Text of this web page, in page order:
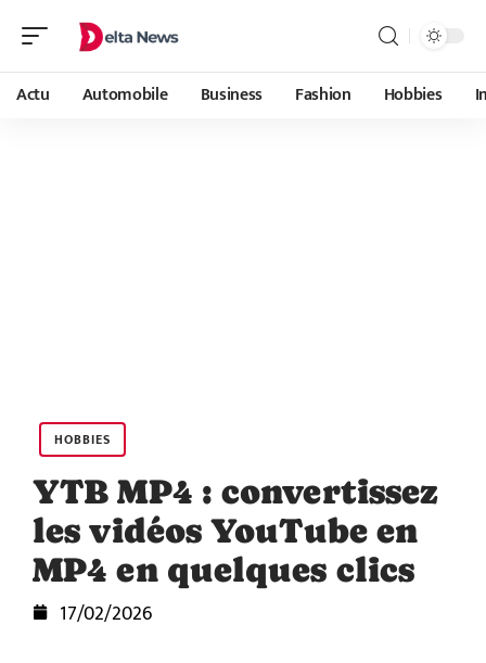
Actu Automobile Business Fashion Hobbies
HOBBIES
YTB MP4 : convertissez
les vidéos YouTube en
MP4 en quelques clics
17/02/2026